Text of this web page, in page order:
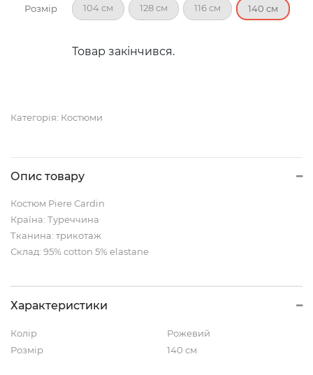
Розмір 104 см 128 см 116 см 140 см
Товар закінчився.
Категорія: Костюми
Опис товару
Костюм Piere Cardin
Країна: Туреччина
Тканина: трикотаж
Склад: 95% cotton 5% elastane
Характеристики
Колір
Рожевий
Розмір
140 см